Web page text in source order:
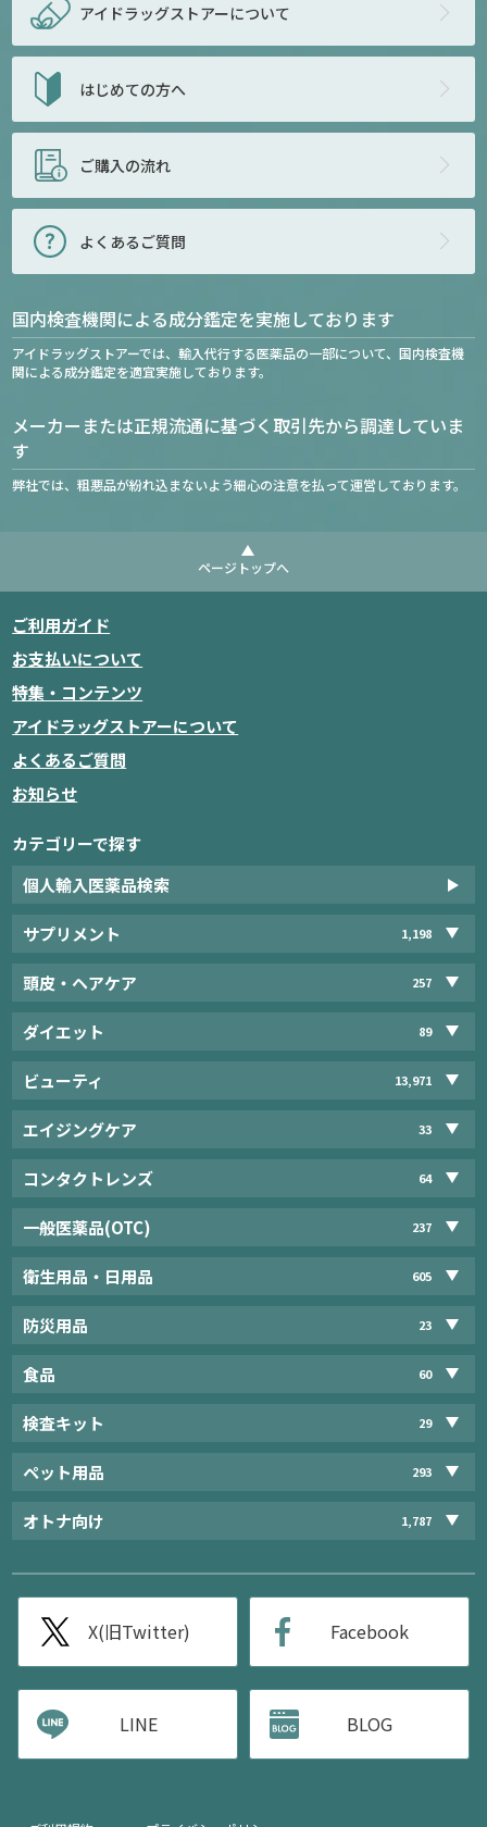
アイドラッグストアーについて
はじめての方へ
ご購入の流れ
よくあるご質問
国内検査機関による成分鑑定を実施しております
アイドラッグストアーでは、輸入代行する医薬品の一部について、国内検査機
関による成分鑑定を適宜実施しております。
メーカーまたは正規流通に基づく取引先から調達していま
す
弊社では、粗悪品が紛れ込まないよう細心の注意を払って運営しております。
ページトップへ
ご利用ガイド
お支払いについて
特集・コンテンツ
アイドラッグストアーについて
よくあるご質問
お知らせ
カテゴリーで探す
個人輸入医薬品検索
サプリメント 1,198
頭皮・ヘアケア 257
ダイエット 89
ビューティ 13,971
エイジングケア 33
コンタクトレンズ 64
一般医薬品(OTC) 237
衛生用品・日用品 605
防災用品 23
食品 60
検査キット 29
ペット用品 293
オトナ向け 1,787
X(旧Twitter) Facebook
LINE BLOG